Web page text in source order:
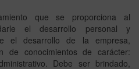
que se proporciona al
el desarrollo personal y
el desarrollo de la empresa,
de conocimientos de carácter:
Debe ser brindado,